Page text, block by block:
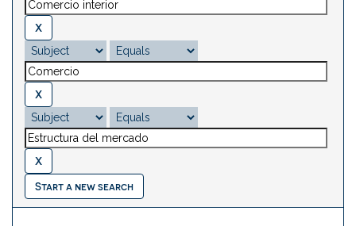
Start a new search